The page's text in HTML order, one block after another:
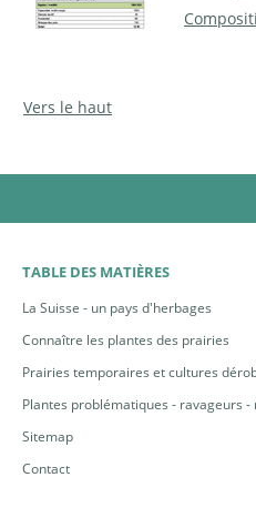
Vers le haut
TABLE DES MATIÈRES
La Suisse - un pays d'herbages
Connaître les plantes des prairies
Prairies temporaires et cultures
Plantes problématiques - ravageurs -
Sitemap
Contact